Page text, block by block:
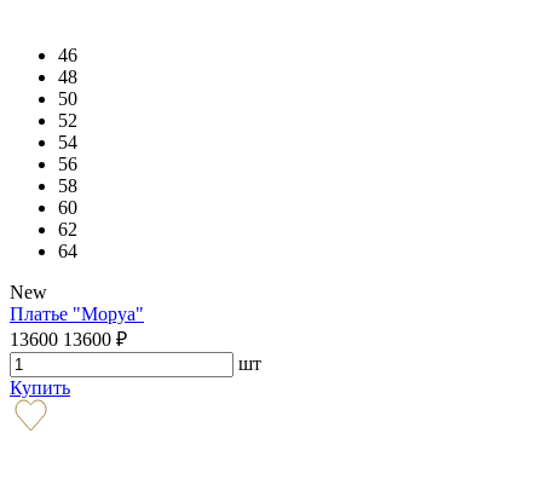
46
48
50
52
54
56
58
60
62
64
New
Платье "Моруа"
13600 13600 ₽
шт
Купить